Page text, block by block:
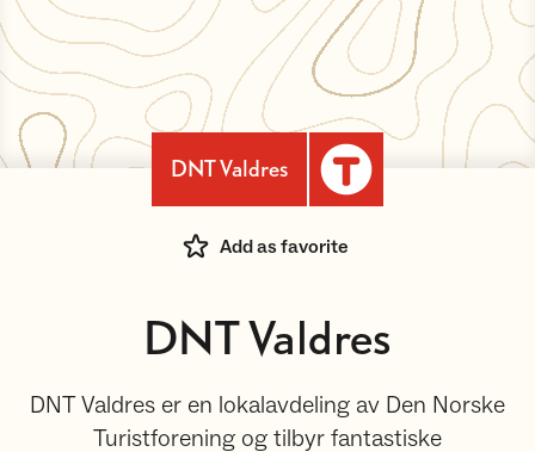
DNT Valdres
Add as favorite
DNT Valdres
DNT Valdres er en lokalavdeling av Den Norske
Turistforening og tilbyr fantastiske